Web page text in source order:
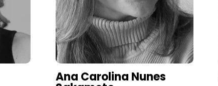
Ana Carolina Nunes